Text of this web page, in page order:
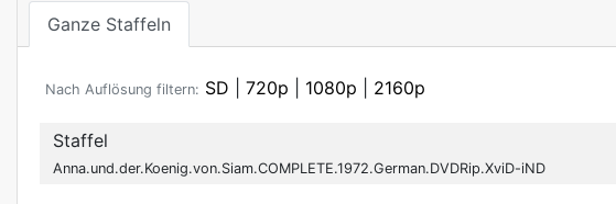
Ganze Staffeln
Nach Auflösung filtern: SD 720p 1080p 2160p
Staffel
Anna.und.der.Koenig.von.Siam.COMPLETE.1972.German.DVDRip.XviD-iND